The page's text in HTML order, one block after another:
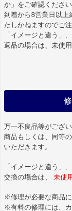
か」をご確認ください
到着から8営業日以上
たしかねますのでご注
「イメージと違う」
返品の場合は、未使
万一不良品等がござ
商品もしくは、同等
いただきます。
「イメージと違う」
交換の場合は、 未使
※修理が必要な商品に
※有料の修理には、カ